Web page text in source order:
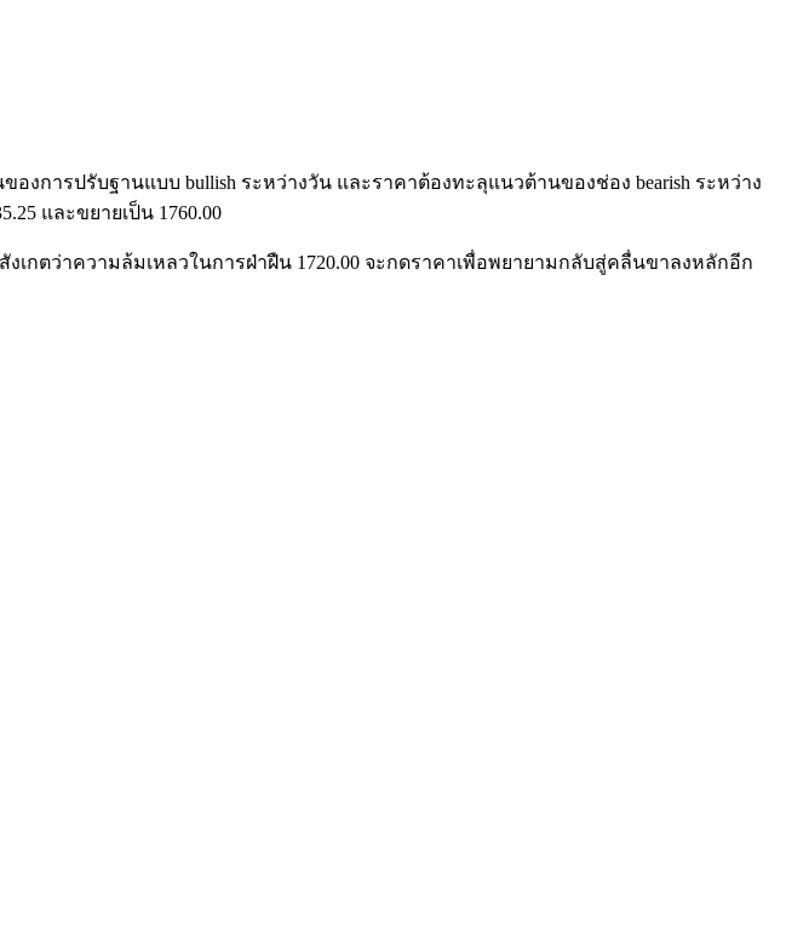
งการปรับฐานแบบ bullish ระหว่างวัน และราคาต้องทะลุแนวต้านของช่อง bearish ระหว่าง
และขยายเป็น 1760.00
เกตว่าความล้มเหลวในการฝ่าฝืน 1720.00 จะกดราคาเพื่อพยายามกลับสู่คลื่นขาลงหลักอีก